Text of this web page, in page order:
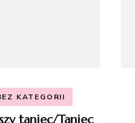
KATEGORII
taniec/Taniec